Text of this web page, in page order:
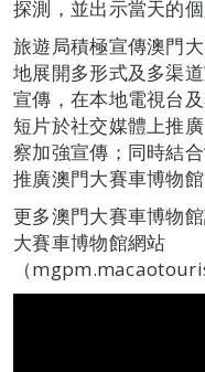
探測，並出示當天的個
旅遊局積極宣傳澳門
地展開多形式及多渠
宣傳，在本地電視台
短片於社交媒體上推
察加強宣傳；同時結
推廣澳門大賽車博物館
更多澳門大賽車博物
大賽車博物館網站
（